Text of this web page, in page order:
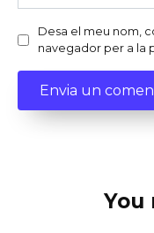
Desa el meu nom,
navegador per a la
You